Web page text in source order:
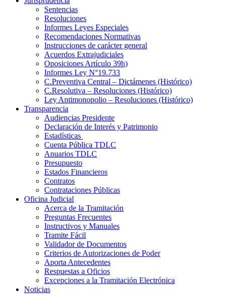
Sentencias
Resoluciones
Informes Leyes Especiales
Recomendaciones Normativas
Instrucciones de carácter general
Acuerdos Extrajudiciales
Oposiciones Artículo 39h)
Informes Ley N°19.733
C.Preventiva Central – Dictámenes (Histórico)
C.Resolutiva – Resoluciones (Histórico)
Ley Antimonopolio – Resoluciones (Histórico)
Transparencia
Audiencias Presidente
Declaración de Interés y Patrimonio
Estadísticas
Cuenta Pública TDLC
Anuarios TDLC
Presupuesto
Estados Financieros
Contratos
Contrataciones Públicas
Oficina Judicial
Acerca de la Tramitación
Preguntas Frecuentes
Instructivos y Manuales
Tramite Fácil
Validador de Documentos
Criterios de Autorizaciones de Poder
Aporta Antecedentes
Respuestas a Oficios
Excepciones a la Tramitación Electrónica
Noticias